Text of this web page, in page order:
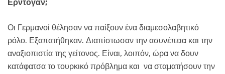
Ερντογάν;
Οι Γερμανοί θέλησαν να παίξουν ένα διαμεσολαβητικό
ρόλο. Εξαπατήθηκαν. Διαπίστωσαν την ασυνέπεια και την
αναξιοπιστία της γείτονος. Είναι, λοιπόν, ώρα να δουν
κατάφατσα το τουρκικό πρόβλημα και να σταματήσουν την